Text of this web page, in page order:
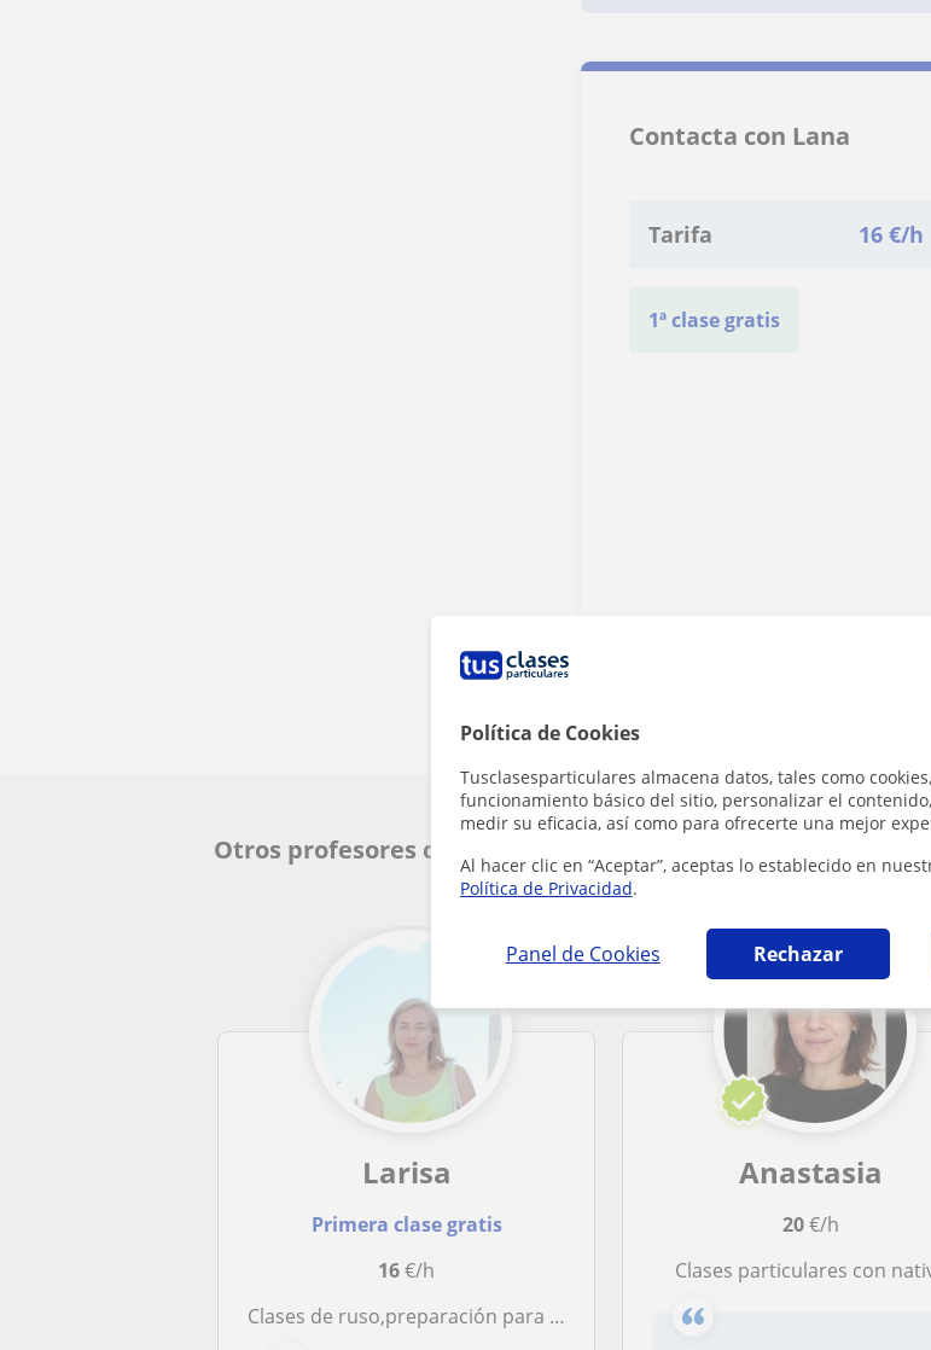
Política de Cookies
Tusclasesparticulares almacena datos, tales como
funcionamiento básico del sitio, personalizar el
medir su eficacia, así como para ofrecerte una mejor
Al hacer clic en “Aceptar”, aceptas lo establecido en
Política de Privacidad.
Panel de Cookies Rechazar
Contacta con Lana
Tarifa 16 €/h
1ª clase gratis
Otros profesores de Ruso en Zaragoza que pueden
Larisa
Primera clase gratis
16€/h
Clases de ruso,preparación para exámenes oficiales
Anastasia
20€/h
Clases particulares con